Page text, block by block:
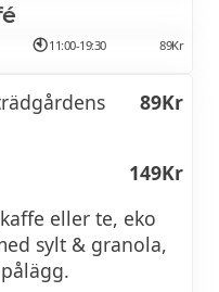
11:00-19:30 89Kr
89Kr
149Kr
eller te, eko
sylt & granola,